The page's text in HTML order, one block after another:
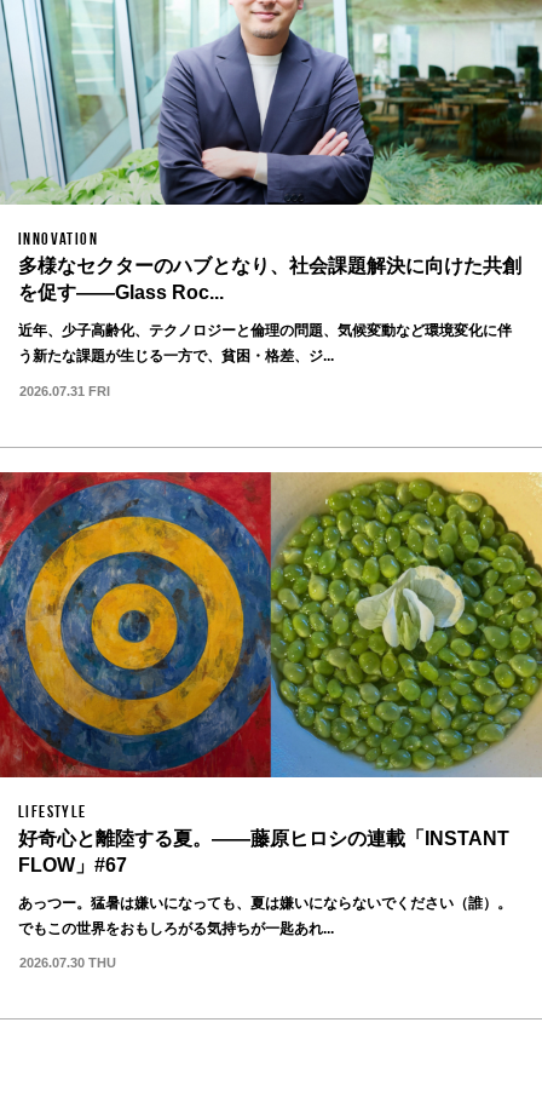
INNOVATION
多様なセクターのハブとなり、社会課題解決に向けた共創
を促す——Glass Roc...
近年、少子高齢化、テクノロジーと倫理の問題、気候変動など環境変化に伴
う新たな課題が生じる一方で、貧困・格差、ジ...
2026.07.31 FRI
LIFESTYLE
好奇心と離陸する夏。——藤原ヒロシの連載「INSTANT
FLOW」#67
あっつー。猛暑は嫌いになっても、夏は嫌いにならないでください（誰）。
でもこの世界をおもしろがる気持ちが一匙あれ...
2026.07.30 THU